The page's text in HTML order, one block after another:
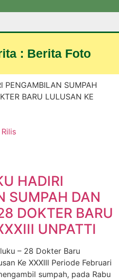
: Berita Foto
Rilis
HADIRI
SUMPAH DAN
DOKTER BARU
UNPATTI
– 28 Dokter Baru
Ke XXXIII Periode Februari
sumpah, pada Rabu